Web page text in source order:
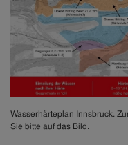
Wasserhärteplan Innsbruck.
Sie bitte auf das Bild.